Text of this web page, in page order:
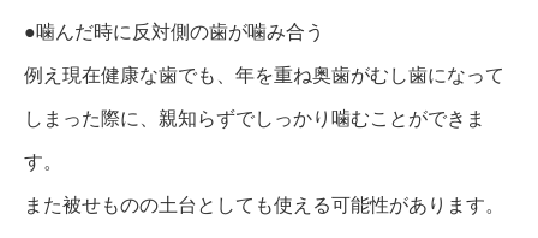
●噛んだ時に反対側の歯が噛み合う
例え現在健康な歯でも、年を重ね奥歯がむし歯になって
しまった際に、親知らずでしっかり噛むことができま
す。
また被せものの土台としても使える可能性があります。